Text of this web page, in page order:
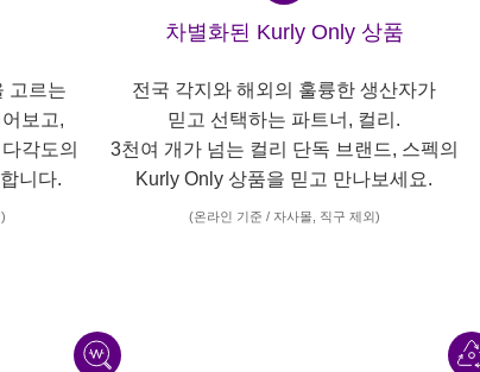
고르는
보고,
각도의
니다.
차별화된 Kurly Only 상품
전국 각지와 해외의 훌륭한 생산자가
믿고 선택하는 파트너, 컬리.
3천여 개가 넘는 컬리 단독 브랜드, 스펙의
Kurly Only 상품을 믿고 만나보세요.
(온라인 기준 / 자사몰, 직구 제외)